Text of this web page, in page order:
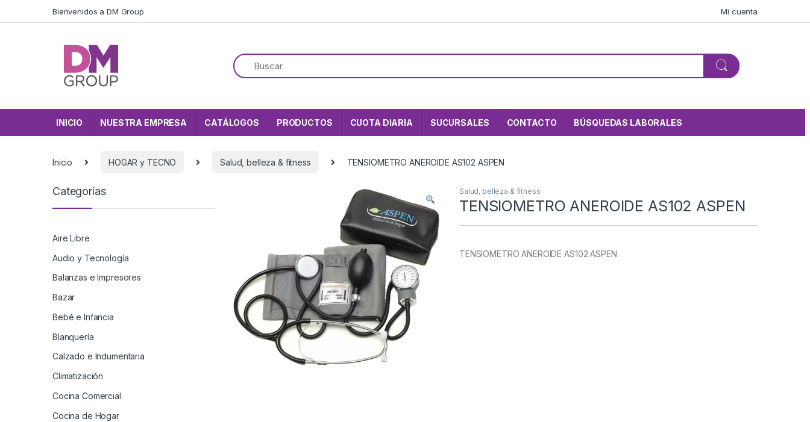
Bienvenidos a DM Group Mi cuenta
INICIO NUESTRA EMPRESA CATÁLOGOS PRODUCTOS CUOTA DIARIA SUCURSALES CONTACTO BÚSQUEDAS LABORALES
Inicio HOGAR y TECNO Salud, belleza & fitness TENSIOMETRO ANEROIDE AS102 ASPEN
Salud, belleza & fitness
TENSIOMETRO ANEROIDE AS102 ASPEN
TENSIOMETRO ANEROIDE AS102 ASPEN
Categorías
Aire Libre
Audio y Tecnología
Balanzas e Impresores
Bazar
Bebé e Infancia
Blanquería
Calzado e Indumentaria
Climatización
Cocina Comercial
Cocina de Hogar